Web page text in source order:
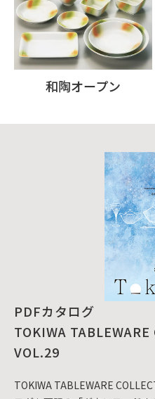
和陶オープン
PDFカタログ
TOKIWA
VOL.29
TOKIWA TABLEWARE